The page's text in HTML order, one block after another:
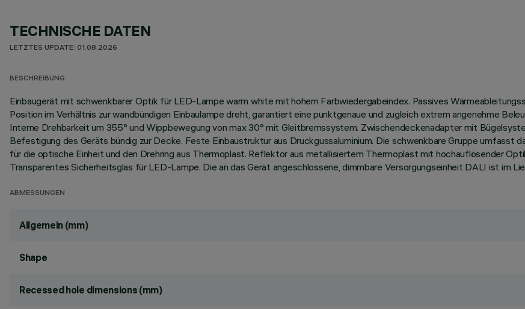
TECHNISCHE DATEN
LETZTES UPDATE: 01.08.2026
BESCHREIBUNG
Einbaugerät mit schwenkbarer Optik für LED-Lampe warm white mit hohem Farbwiedergabeindex. Passives
Position im Verhältnis zur wandbündigen Einbaulampe dreht, garantiert eine punktgenaue und zugleich extrem angenehme
Interne Drehbarkeit um 355° und Wippbewegung von max 30° mit Gleitbremssystem. Zwischendeckenadapter mit
Befestigung des Geräts bündig zur Decke. Feste Einbaustruktur aus Druckgussaluminium. Die schwenkbare Gruppe umfasst
für die optische Einheit und den Drehring aus Thermoplast. Reflektor aus metallisiertem Thermoplast mit hochauflösender
Transparentes Sicherheitsglas für LED-Lampe. Die an das Gerät angeschlossene, dimmbare Versorgungseinheit DALI ist im
ABMESSUNGEN
Allgemein (mm)
Shape
Recessed hole dimensions (mm)